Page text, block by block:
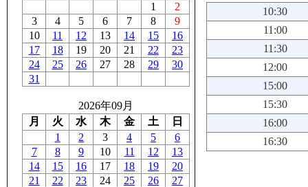
1
2
3
4 5 6 7 8
9
10
11 12 13 14 15
16
17
18 19 20 21 22
23
24
25 26 27 28 29
30
31
2026年09月
月
火 水 木 金 土
日
1
2 3 4 5
6
7
8 9 10 11 12
13
14
15 16 17 18 19
20
21
22 23 24 25 26
27
10:30
11:00
11:30
12:00
15:00
15:30
16:00
16:30